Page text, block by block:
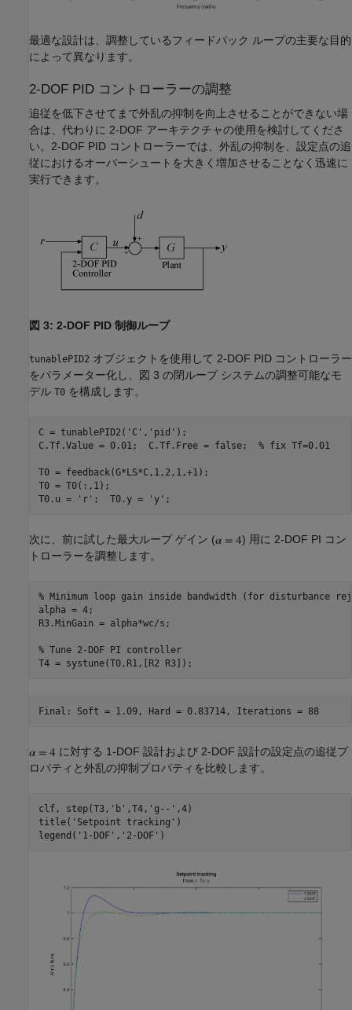
最適な設計は、調整しているフィードバック ループの主要な目的
によって異なります。
2-DOF PID コントローラーの調整
追従を低下させてまで外乱の抑制を向上させることができない場
合は、代わりに 2-DOF アーキテクチャの使用を検討してくださ
い。2-DOF PID コントローラーでは、外乱の抑制を、設定点の追
従におけるオーバーシュートを大きく増加させることなく迅速に
実行できます。
図 3: 2-DOF PID 制御ループ
tunablePID2 オブジェクトを使用して 2-DOF PID コントローラー
をパラメーター化し、図 3 の閉ループ システムの調整可能なモ
デル T0 を構成します。
C = tunablePID2( 'C' , 'pid' );
C.Tf.Value = 0.01;  C.Tf.Free = false; % fix Tf=0.01
T0 = feedback(G*LS*C,1,2,1,+1);
T0 = T0(:,1);
T0.u =
'r' ;  T0.y = 'y'
次に、前に試した最大ループ ゲイン (
) 用に 2-DOF PI コン
トローラーを調整します。
% Minimum loop gain inside bandwidth (for disturbance
alpha = 4;
R3.MinGain = alpha*wc/s;
% Tune 2-DOF PI controller
Final: Soft = 1.09, Hard = 0.83714, Iterations = 88
に対する 1-DOF 設計および 2-DOF 設計の設定点の追従プ
ロパティと外乱の抑制プロパティを比較します。
clf, step(T3, 'b' ,T4, 'g--' ,4)
title( 'Setpoint tracking' )
legend( '1-DOF' , '2-DOF'